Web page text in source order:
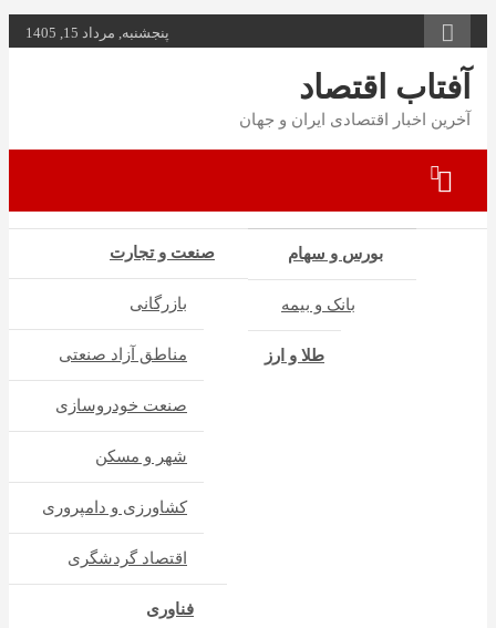
محتوا
بروید
پنجشنبه, مرداد 15, 1405
آفتاب اقتصاد
آخرین اخبار اقتصادی ایران و جهان
صنعت و تجارت
بازرگانی
مناطق آزاد صنعتی
صنعت خودروسازی
شهر و مسکن
کشاورزی و دامپروری
اقتصاد گردشگری
بورس و سهام
بانک و بیمه
طلا و ارز
فناوری